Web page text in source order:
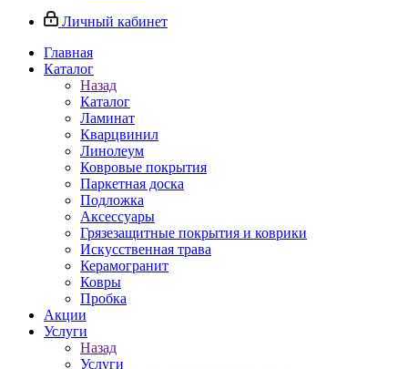
Личный кабинет
Главная
Каталог
Назад
Каталог
Ламинат
Кварцвинил
Линолеум
Ковровые покрытия
Паркетная доска
Подложка
Аксессуары
Грязезащитные покрытия и коврики
Искусственная трава
Керамогранит
Ковры
Пробка
Акции
Услуги
Назад
Услуги